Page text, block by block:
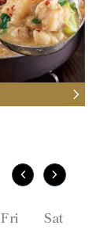
Fri Sat